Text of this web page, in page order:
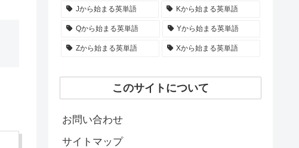
Jから始まる英単語 Kから始まる英単語
Qから始まる英単語 Yから始まる英単語
Zから始まる英単語 Xから始まる英単語
このサイトについて
お問い合わせ
サイトマップ